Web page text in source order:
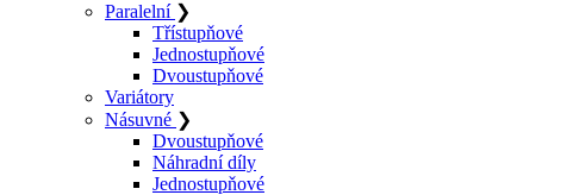
Paralelní ❯
Třístupňové
Jednostupňové
Dvoustupňové
Variátory
Násuvné ❯
Dvoustupňové
Náhradní díly
Jednostupňové